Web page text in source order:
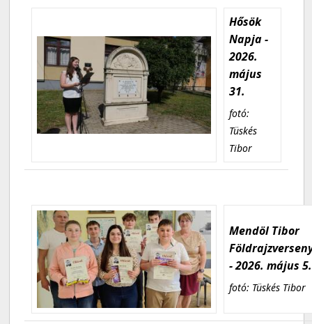
Hősök
Napja -
2026.
május
31.
fotó:
Tüskés
Tibor
Mendöl Tibor
- 2026. május 5.
fotó: Tüskés Tibor